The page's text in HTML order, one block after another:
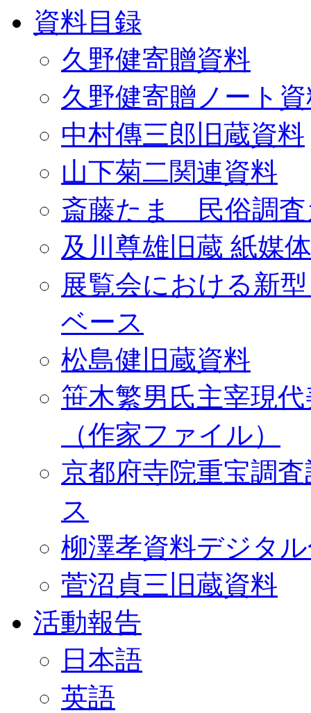
資料目録
久野健寄贈資料
久野健寄贈ノート
中村傳三郎旧蔵資料
山下菊二関連資料
斎藤たま 民俗調査
及川尊雄旧蔵 紙媒
展覧会における新
ベース
松島健旧蔵資料
笹木繁男氏主宰現
（作家ファイル）
京都府寺院重宝調
ス
柳澤孝資料デジタ
菅沼貞三旧蔵資料
活動報告
日本語
英語